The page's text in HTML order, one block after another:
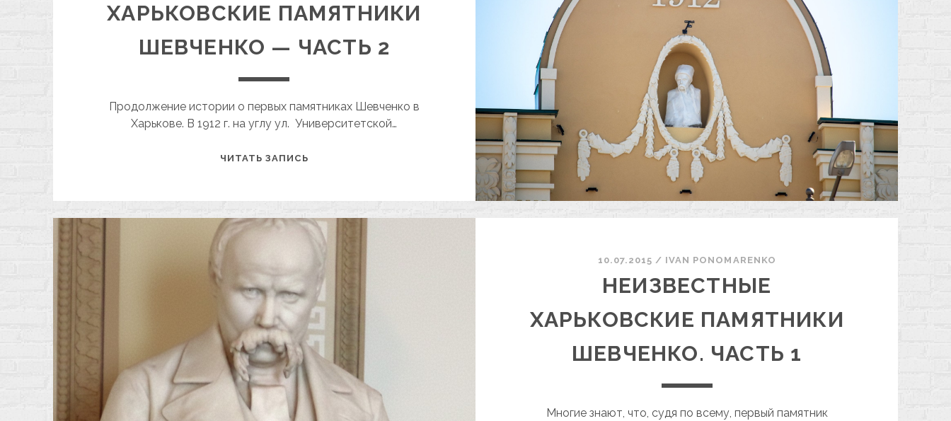
ХАРЬКОВСКИЕ ПАМЯТНИКИ
ШЕВЧЕНКО — ЧАСТЬ 2
Продолжение истории о первых памятниках Шевченко в
Харькове. В 1912 г. на углу ул. Университетской…
ЧИТАТЬ ЗАПИСЬНЕИЗВЕСТНЫЕ
—
ЧАСТЬ
10.07.2015 / ІVAN PONOMARENKO
НЕИЗВЕСТНЫЕ
ХАРЬКОВСКИЕ ПАМЯТНИКИ
ШЕВЧЕНКО. ЧАСТЬ 1
Многие знают, что, судя по всему, первый памятник